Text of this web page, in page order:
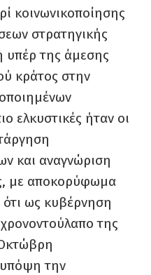
κοινωνικοποίησης
στρατηγικής
υπέρ της άμεσης
κράτος στην
ελκυστικές ήταν οι
και αναγνώριση
με αποκορύφωμα
ως κυβέρνηση
της
Οκτώβρη
υπόψη την